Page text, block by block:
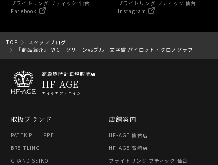
ブライトリング ブティック 仙台
Facebook
ブライトリング ブティック 仙台
Instagram
TOP
スタッフブログ
『商品紹介』IWC グリーンvsブルー文字盤 パイロット・クロノグラフ
高級腕時計正規販売店
HF-AGE
エイチエフ・エイジ
取扱ブランド
PATEK PHILIPPE
BREITLING
GRAND SEIKO
店舗案内
HF-AGE 仙台店
HF-AGE 高崎店
ブライトリング ブティック 仙台